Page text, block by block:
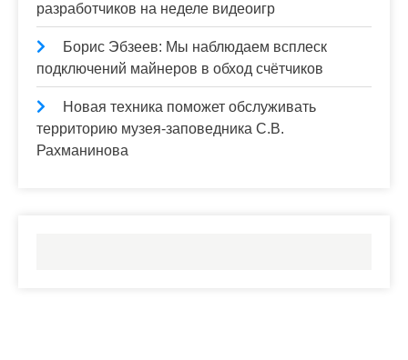
разработчиков на неделе видеоигр
Борис Эбзеев: Мы наблюдаем всплеск
подключений майнеров в обход счётчиков
Новая техника поможет обслуживать
территорию музея-заповедника С.В.
Рахманинова